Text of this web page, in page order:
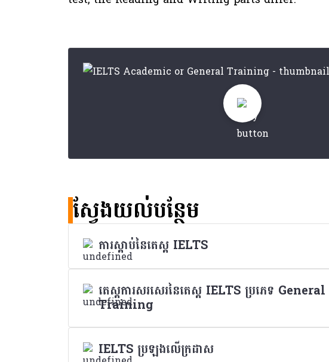
ស្វែងយល់បន្ថែម
ការស្តាប់នៃតេស្ត IELTS
តេស្តការសរសេរនៃតេស្ត IELTS ប្រភេទ General
Training
IELTS ប្រឡងលើក្រដាស